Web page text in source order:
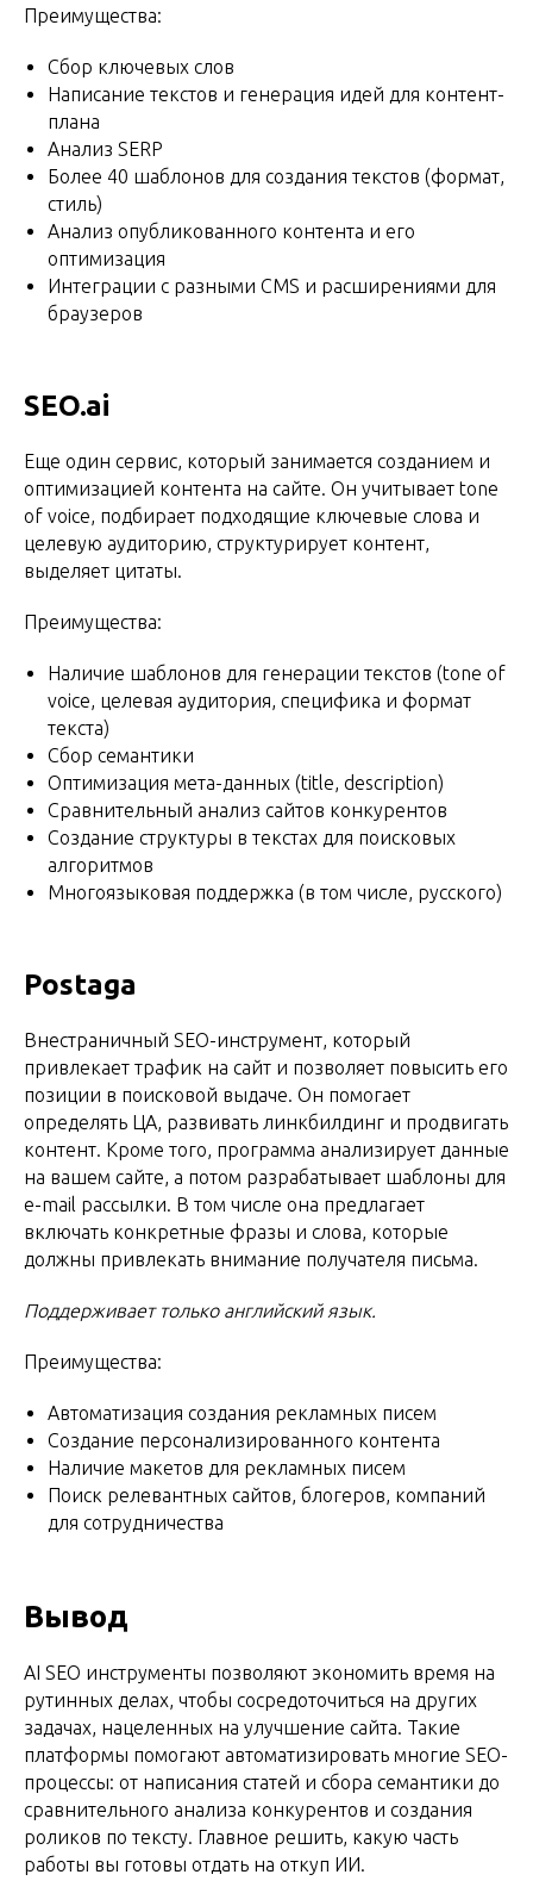
Преимущества:
Сбор ключевых слов
Написание текстов и генерация идей для контент-
плана
Анализ SERP
Более 40 шаблонов для создания текстов (формат,
стиль)
Анализ опубликованного контента и его
оптимизация
Интеграции с разными CMS и расширениями для
браузеров
SEO.ai
Еще один сервис, который занимается созданием и
оптимизацией контента на сайте. Он учитывает tone
of voice, подбирает подходящие ключевые слова и
целевую аудиторию, структурирует контент,
выделяет цитаты.
Преимущества:
Наличие шаблонов для генерации текстов (tone of
voice, целевая аудитория, специфика и формат
текста)
Сбор семантики
Оптимизация мета-данных (title, description)
Сравнительный анализ сайтов конкурентов
Создание структуры в текстах для поисковых
алгоритмов
Многоязыковая поддержка (в том числе, русского)
Postaga
Внестраничный SEO-инструмент, который
привлекает трафик на сайт и позволяет повысить его
позиции в поисковой выдаче. Он помогает
определять ЦА, развивать линкбилдинг и продвигать
контент. Кроме того, программа анализирует данные
на вашем сайте, а потом разрабатывает шаблоны для
e-mail рассылки. В том числе она предлагает
включать конкретные фразы и слова, которые
должны привлекать внимание получателя письма.
Поддерживает только английский язык.
Преимущества:
Автоматизация создания рекламных писем
Создание персонализированного контента
Наличие макетов для рекламных писем
Поиск релевантных сайтов, блогеров, компаний
для сотрудничества
Вывод
AI SEO инструменты позволяют экономить время на
рутинных делах, чтобы сосредоточиться на других
задачах, нацеленных на улучшение сайта. Такие
платформы помогают автоматизировать многие SEO-
процессы: от написания статей и сбора семантики до
сравнительного анализа конкурентов и создания
роликов по тексту. Главное решить, какую часть
работы вы готовы отдать на откуп ИИ.